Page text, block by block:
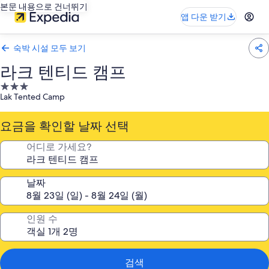
본문 내용으로 건너뛰기
앱 다운 받기
숙박 시설 모두 보기
라크 텐티드 캠프
3.0
성
급
숙
박
설
Lak Tented Camp
요금을 확인할 날짜 선택
어디로 가세요?
날짜
인원 수
검색